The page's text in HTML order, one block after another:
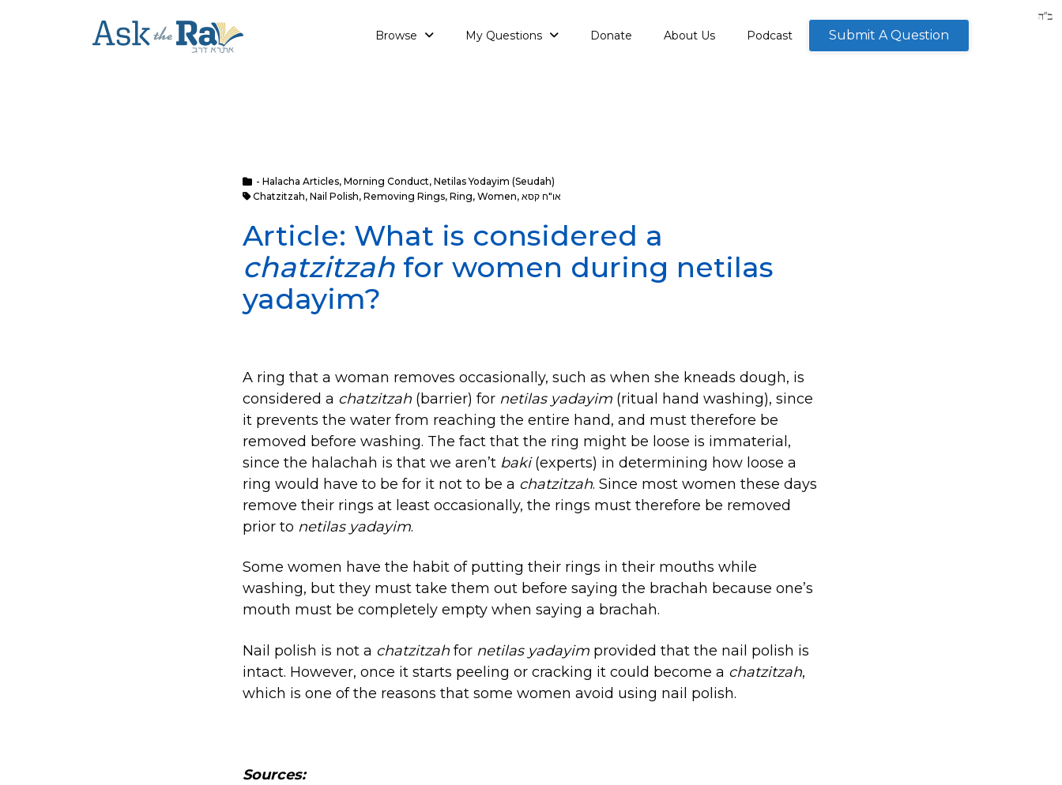
Browse My Questions Donate About Us Podcast Submit A Question
- Halacha Articles, Morning Conduct, Netilas Yodayim (Seudah)
Chatzitzah, Nail Polish, Removing Rings, Ring, Women, או"ח קסא
Article: What is considered a
chatzitzah for women during netilas
yadayim?
A ring that a woman removes occasionally, such as when she kneads dough, is
considered a chatzitzah (barrier) for netilas yadayim (ritual hand washing), since
it prevents the water from reaching the entire hand, and must therefore be
removed before washing. The fact that the ring might be loose is immaterial,
since the halachah is that we aren’t baki(experts) in determining how loose a
ring would have to be for it not to be a chatzitzah. Since most women these days
remove their rings at least occasionally, the rings must therefore be removed
prior to netilas yadayim.
Some women have the habit of putting their rings in their mouths while
washing, but they must take them out before saying the brachah because one’s
mouth must be completely empty when saying a brachah.
Nail polish is not a chatzitzah for netilas yadayim provided that the nail polish is
intact. However, once it starts peeling or cracking it could become a chatzitzah,
which is one of the reasons that some women avoid using nail polish.
Sources: